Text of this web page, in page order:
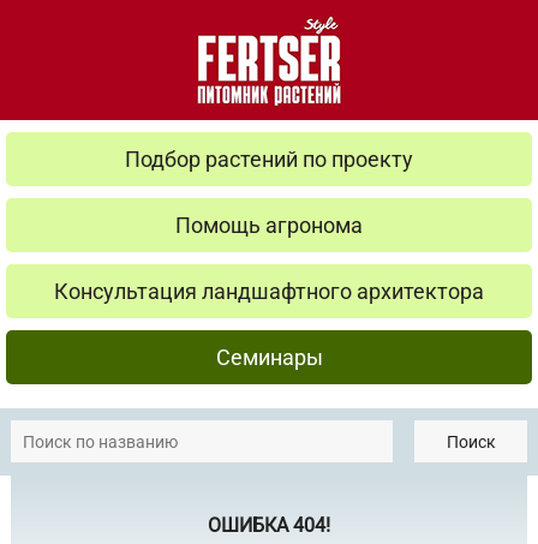
Подбор растений по проекту
Помощь агронома
Консультация ландшафтного архитектора
Семинары
Поиск
ОШИБКА 404!